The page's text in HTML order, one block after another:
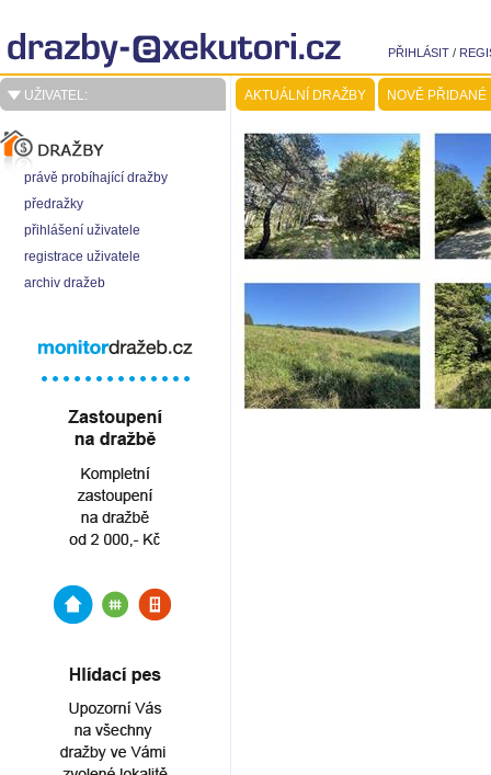
PŘIHLÁSIT /
UŽIVATEL:
právě probíhající dražby
předražky
přihlášení uživatele
registrace uživatele
archiv dražeb
AKTUÁLNÍ DRAŽBY NOVĚ PŘIDANÉ